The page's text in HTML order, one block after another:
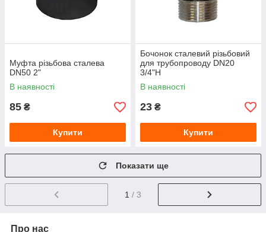
Муфта різьбова сталева
DN50 2"
В наявності
85 ₴
Купити
Бочонок сталевий різьбовий
для трубопроводу DN20
3/4"Н
В наявності
23 ₴
Купити
Показати ще
1 / 3
Про нас